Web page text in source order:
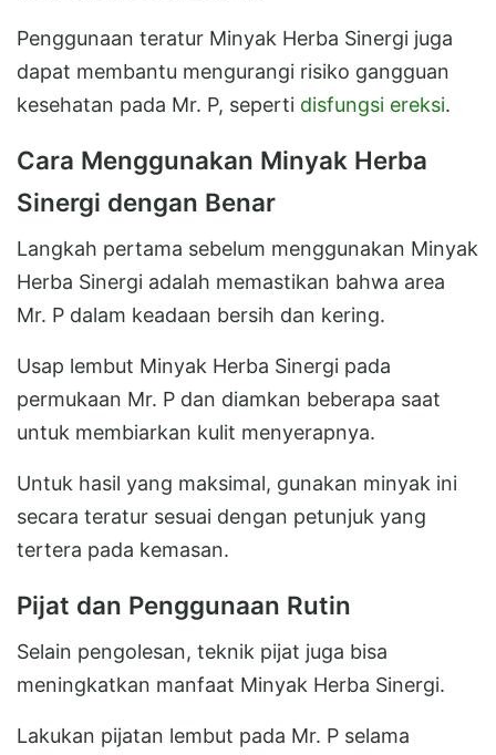
Penggunaan teratur Minyak Herba Sinergi juga
dapat membantu mengurangi risiko gangguan
kesehatan pada Mr. P, seperti disfungsi ereksi.
Cara Menggunakan Minyak Herba
Sinergi dengan Benar
Langkah pertama sebelum menggunakan Minyak
Herba Sinergi adalah memastikan bahwa area
Mr. P dalam keadaan bersih dan kering.
Usap lembut Minyak Herba Sinergi pada
permukaan Mr. P dan diamkan beberapa saat
untuk membiarkan kulit menyerapnya.
Untuk hasil yang maksimal, gunakan minyak ini
secara teratur sesuai dengan petunjuk yang
tertera pada kemasan.
Pijat dan Penggunaan Rutin
Selain pengolesan, teknik pijat juga bisa
meningkatkan manfaat Minyak Herba Sinergi.
Lakukan pijatan lembut pada Mr. P selama